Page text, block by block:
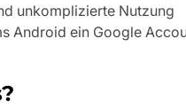
unkomplizierte Nutzung
Android ein Google